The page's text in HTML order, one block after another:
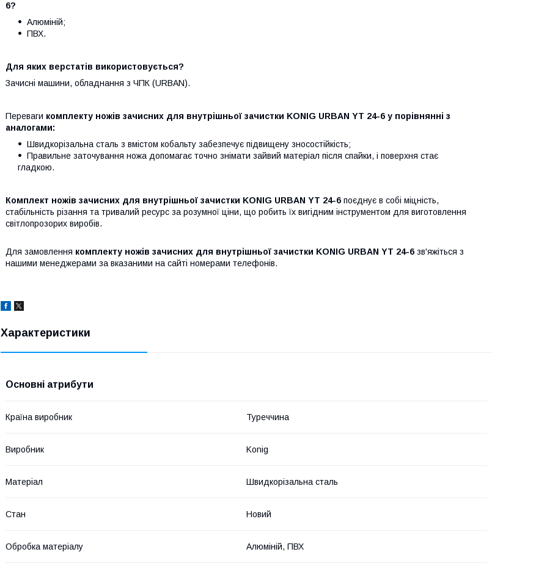
6?
Алюміній;
ПВХ.
Для яких верстатів використовується?
Зачисні машини, обладнання з ЧПК (URBAN).
Переваги комплекту ножів зачисних для внутрішньої зачистки KONIG URBAN YT 24-6 у порівнянні з
аналогами:
Швидкорізальна сталь з вмістом кобальту забезпечує підвищену зносостійкість;
Правильне заточування ножа допомагає точно знімати зайвий матеріал після спайки, і поверхня стає
гладкою.
Комплект ножів зачисних для внутрішньої зачистки KONIG URBAN YT 24-6 поєднує в собі міцність,
стабільність різання та тривалий ресурс за розумної ціни, що робить їх вигідним інструментом для виготовлення
світлопрозорих виробів.
Для замовлення комплекту ножів зачисних для внутрішньої зачистки KONIG URBAN YT 24-6 зв'яжіться з
нашими менеджерами за вказаними на сайті номерами телефонів.
Характеристики
Основні атрибути
Країна виробник Туреччина
Виробник Konig
Матеріал Швидкорізальна сталь
Стан Новий
Обробка матеріалу Алюміній, ПВХ